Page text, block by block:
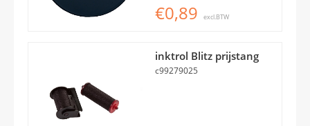
€0,89 excl.BTW
inktrol Blitz prijstang
c99279025